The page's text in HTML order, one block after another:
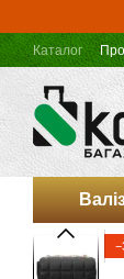
Каталог
Оферта